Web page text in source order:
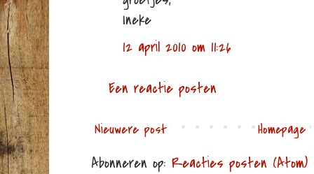
Ineke
12 april 2010 om 11:26
Een reactie posten
Nieuwere post Homepage
Abonneren op: Reacties posten (Atom)